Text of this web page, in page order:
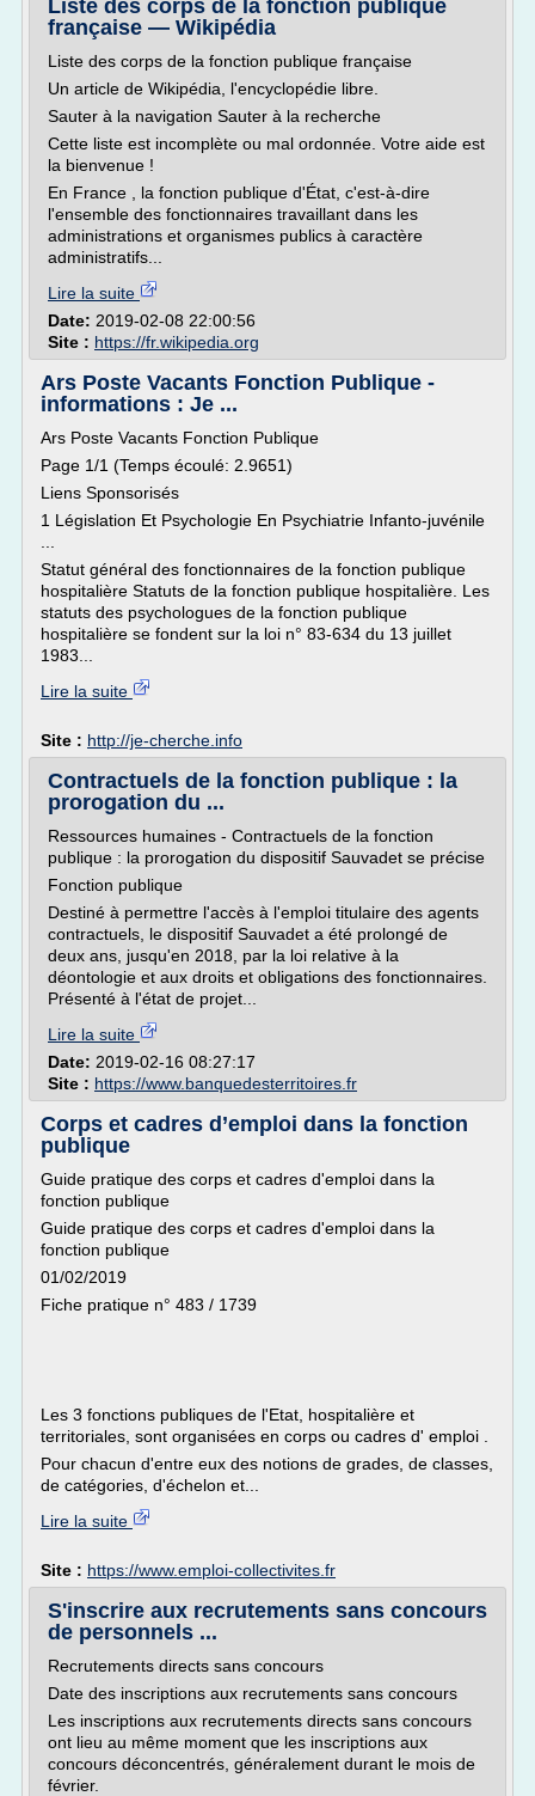
Liste des corps de la fonction publique
française — Wikipédia
Liste des corps de la fonction publique française
Un article de Wikipédia, l'encyclopédie libre.
Sauter à la navigation Sauter à la recherche
Cette liste est incomplète ou mal ordonnée. Votre aide est
la bienvenue !
En France , la fonction publique d'État, c'est-à-dire
l'ensemble des fonctionnaires travaillant dans les
administrations et organismes publics à caractère
administratifs...
Lire la suite
Date: 2019-02-08 22:00:56
Site : https://fr.wikipedia.org
Ars Poste Vacants Fonction Publique -
informations : Je ...
Ars Poste Vacants Fonction Publique
Page 1/1 (Temps écoulé: 2.9651)
Liens Sponsorisés
1 Législation Et Psychologie En Psychiatrie Infanto-juvénile
Statut général des fonctionnaires de la fonction publique
hospitalière Statuts de la fonction publique hospitalière. Les
statuts des psychologues de la fonction publique
hospitalière se fondent sur la loi n° 83-634 du 13 juillet
1983...
Lire la suite
Site : http://je-cherche.info
Contractuels de la fonction publique : la
prorogation du ...
Ressources humaines - Contractuels de la fonction
publique : la prorogation du dispositif Sauvadet se précise
Fonction publique
Destiné à permettre l'accès à l'emploi titulaire des agents
contractuels, le dispositif Sauvadet a été prolongé de
deux ans, jusqu'en 2018, par la loi relative à la
déontologie et aux droits et obligations des fonctionnaires.
Présenté à l'état de projet...
Lire la suite
Date: 2019-02-16 08:27:17
Site : https://www.banquedesterritoires.fr
Corps et cadres d’emploi dans la fonction
publique
Guide pratique des corps et cadres d'emploi dans la
fonction publique
Guide pratique des corps et cadres d'emploi dans la
fonction publique
01/02/2019
Fiche pratique n° 483 / 1739
Les 3 fonctions publiques de l'Etat, hospitalière et
territoriales, sont organisées en corps ou cadres d' emploi .
Pour chacun d'entre eux des notions de grades, de classes,
de catégories, d'échelon et...
Lire la suite
Site : https://www.emploi-collectivites.fr
S'inscrire aux recrutements sans concours
de personnels ...
Recrutements directs sans concours
Date des inscriptions aux recrutements sans concours
Les inscriptions aux recrutements directs sans concours
ont lieu au même moment que les inscriptions aux
concours déconcentrés, généralement durant le mois de
février.